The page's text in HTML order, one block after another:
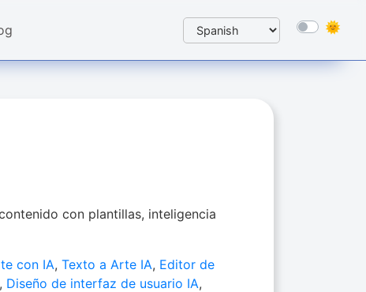
con plantillas, inteligencia
con IA,Texto a Arte IA, Editor de
, Diseño de interfaz de usuario IA,